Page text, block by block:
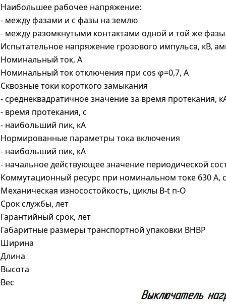
Наибольшее рабочее напряжение:
- между фазами и с фазы на землю
- между разомкнутыми контактами одной и той же фазы
Испытательное напряжение грозового импульса, кВ,
Номинальный ток, А
Номинальный ток отключения при cos φ=0,7, A
Сквозные токи короткого замыкания
- среднеквадратичное значение за время протекания,
- время протекания, с
- наибольший пик, кА
Нормированные параметры тока включения
- наибольший пик, кА
- начальное действующее значение периодической
Коммутационный ресурс при номинальном токе 630 А,
Механическая износостойкость, циклы В-t п-О
Срок службы, лет
Гарантийный срок, лет
Габаритные размеры транспортной упаковки ВНВР
Ширина
Длина
Высота
Вес